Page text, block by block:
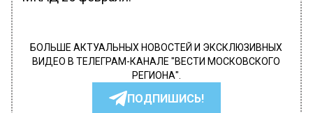
БОЛЬШЕ АКТУАЛЬНЫХ НОВОСТЕЙ И ЭКСКЛЮЗИВНЫХ
ВИДЕО В ТЕЛЕГРАМ-КАНАЛЕ "ВЕСТИ МОСКОВСКОГО
РЕГИОНА".
ПОДПИШИСЬ!